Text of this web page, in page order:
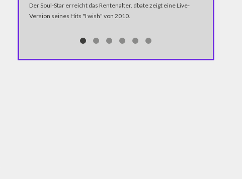
Der Soul-Star erreicht das Rentenalter. dbate zeigt eine Live-
Version seines Hits "I wish" von 2010.